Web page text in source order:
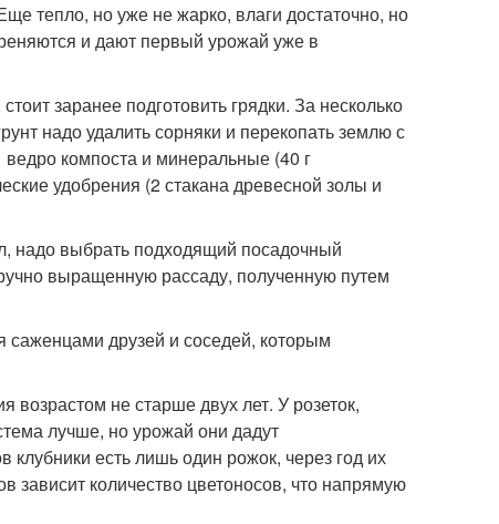
тепло, но уже не жарко, влаги достаточно, но
и дают первый урожай уже в
заранее подготовить грядки. За несколько
надо удалить сорняки и перекопать землю с
компоста и минеральные (40 г
удобрения (2 стакана древесной золы и
надо выбрать подходящий посадочный
выращенную рассаду, полученную путем
саженцами друзей и соседей, которым
возрастом не старше двух лет. У розеток,
лучше, но урожай они дадут
есть лишь один рожок, через год их
зависит количество цветоносов, что напрямую